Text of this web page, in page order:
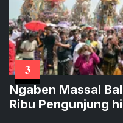
3
Ngaben Massal
Ribu Pengunjung